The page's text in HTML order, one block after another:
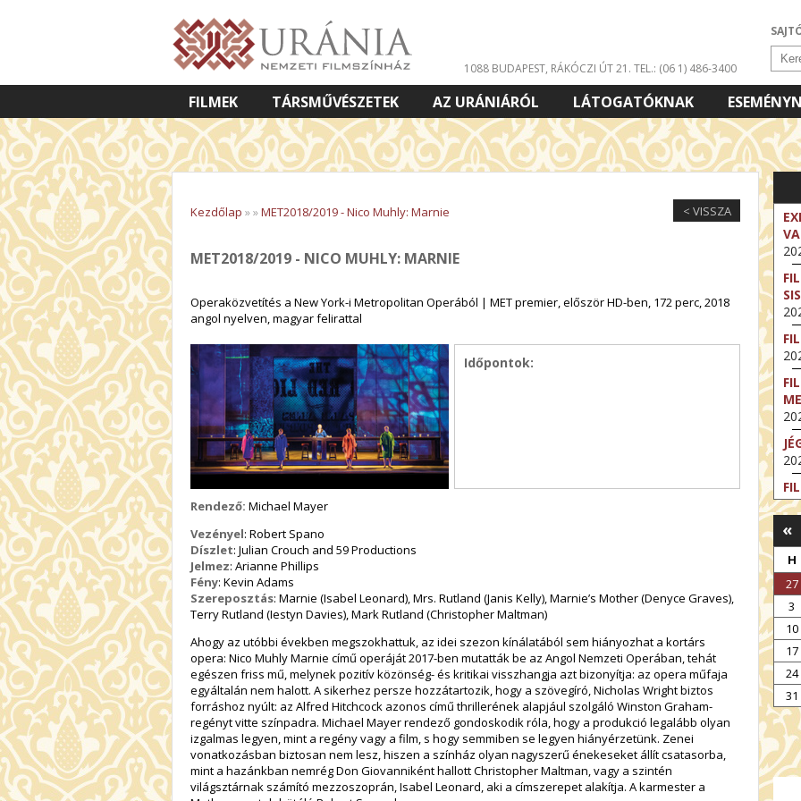
1088 BUDAPEST, RÁKÓCZI ÚT 21. TEL.: (06 1) 486-3400
FILMEK TÁRSMŰVÉSZETEK AZ URÁNIÁRÓL LÁTOGATÓKNAK
VETÍTETT KÉPES ELŐADÁSOK
< VISSZA
Kezdőlap »»MET2018/2019 - Nico Muhly: Marnie
MET2018/2019 - NICO MUHLY: MARNIE
Operaközvetítés a New York-i Metropolitan Operából | MET premier, először HD-ben, 172 perc, 2018
angol nyelven, magyar felirattal
Időpontok:
Rendező: Michael Mayer
Vezényel: Robert Spano
Díszlet: Julian Crouch and 59 Productions
Jelmez: Arianne Phillips
Fény: Kevin Adams
Szereposztás: Marnie (Isabel Leonard), Mrs. Rutland (Janis Kelly), Marnie’s Mother (Denyce Graves),
Terry Rutland (Iestyn Davies), Mark Rutland (Christopher Maltman)
Ahogy az utóbbi években megszokhattuk, az idei szezon kínálatából sem hiányozhat a kortárs
opera: Nico Muhly Marnie című operáját 2017-ben mutatták be az Angol Nemzeti Operában, tehát
egészen friss mű, melynek pozitív közönség- és kritikai visszhangja azt bizonyítja: az opera műfaja
egyáltalán nem halott. A sikerhez persze hozzátartozik, hogy a szövegíró, Nicholas Wright biztos
forráshoz nyúlt: az Alfred Hitchcock azonos című thrillerének alapjául szolgáló Winston Graham-
regényt vitte színpadra. Michael Mayer rendező gondoskodik róla, hogy a produkció legalább olyan
izgalmas legyen, mint a regény vagy a film, s hogy semmiben se legyen hiányérzetünk. Zenei
vonatkozásban biztosan nem lesz, hiszen a színház olyan nagyszerű énekeseket állít csatasorba,
mint a hazánkban nemrég Don Giovanniként hallott Christopher Maltman, vagy a szintén
világsztárnak számító mezzoszoprán, Isabel Leonard, aki a címszerepet alakítja. A karmester a
«
H
27
3
10
17
24
31